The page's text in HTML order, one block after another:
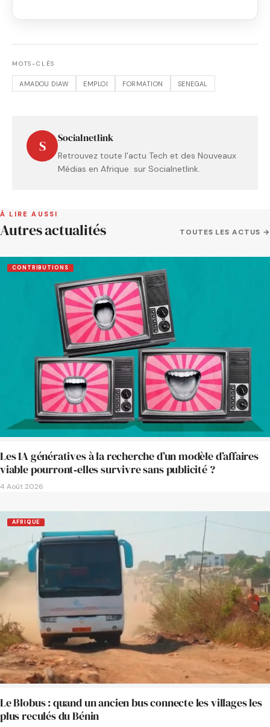
MOTS-CLÉS
AMADOU DIAW EMPLOI FORMATION SENEGAL
S Socialnetlink
Retrouvez toute l'actu Tech et des Nouveaux
Médias en Afrique sur Socialnetlink.
À LIRE AUSSI
Autres actualités TOUTES LES ACTUS →
CONTRIBUTIONS
Les IA génératives à la recherche d’un modèle d’affaires
viable pourront‑elles survivre sans publicité ?
4 Août 2026
AFRIQUE
Le Blobus : quand un ancien bus connecte les villages les
plus reculés du Bénin